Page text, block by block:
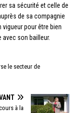
sa sécurité et celle de
de sa compagnie
pour être bien
son bailleur.
le secteur de
à la